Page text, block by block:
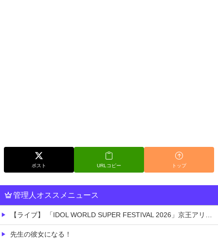
ポスト URLコピー トップ
管理人オススメニュース
【ライブ】 「IDOL WORLD SUPER FESTIVAL 2026」京王アリーナTOKYO開催決定
先生の彼女になる！